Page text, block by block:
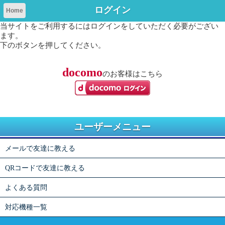
Home ログイン
当サイトをご利用するにはログインをしていただく必要がござい
ます。
下のボタンを押してください。
docomoのお客様はこちら
ユーザーメニュー
メールで友達に教える
QRコードで友達に教える
よくある質問
対応機種一覧